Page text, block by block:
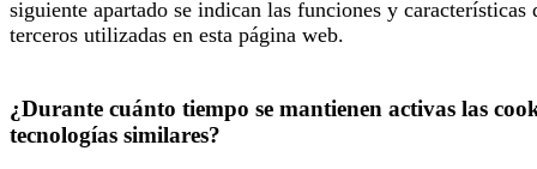
siguiente apartado se indican las funciones y características
terceros utilizadas en esta página web.
¿Durante cuánto tiempo se mantienen activas las
tecnologías similares?